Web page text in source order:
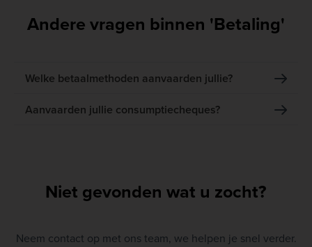
Andere vragen binnen 'Betaling'
Welke betaalmethoden aanvaarden jullie?
Aanvaarden jullie consumptiecheques?
Niet gevonden wat u zocht?
Neem contact op met ons team, we helpen je snel verder.